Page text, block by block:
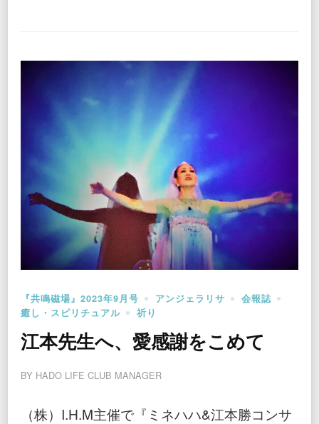
『共鳴磁場』2023年9月号 アンジェラリサ
会報誌
癒し・スピリチュアル
祈り
江本先生へ、愛感謝をこめて
BY HADO LIFE CLUB MANAGER
（株）I.H.M主催で『ミネハハ&江本勝コンサ